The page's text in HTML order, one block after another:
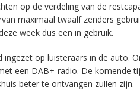
op de verdeling van de
maximaal twaalf zenders
week dus een in gebruik.
op luisteraars in de auto.
een DAB+-radio. De komende
beter te ontvangen zullen zijn.